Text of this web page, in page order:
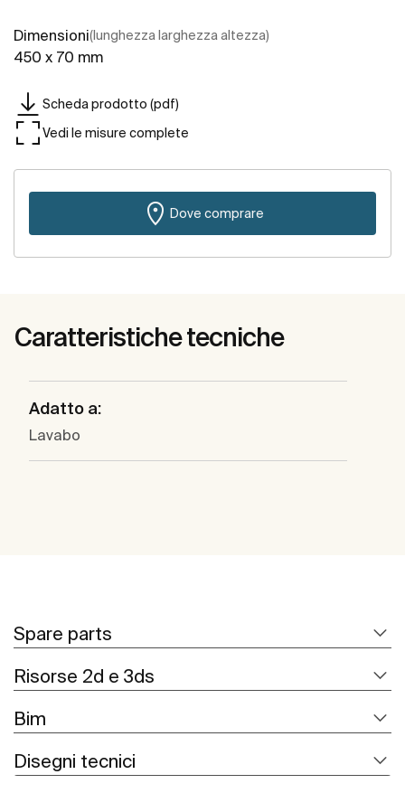
Dimensioni(lunghezza larghezza altezza)
450 x 70 mm
Scheda prodotto (pdf)
Vedi le misure complete
Dove comprare
Caratteristiche tecniche
Adatto a:
Lavabo
Spare parts
Risorse 2d e 3ds
Bim
Disegni tecnici